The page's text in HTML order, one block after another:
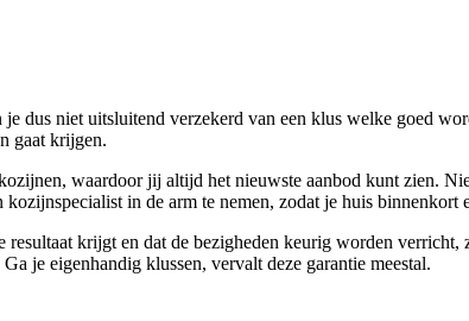
dus niet uitsluitend verzekerd van een klus welke goed
gaat krijgen.
waardoor jij altijd het nieuwste aanbod kunt zien.
in de arm te nemen, zodat je huis
krijgt en dat de bezigheden keurig worden verricht,
je eigenhandig klussen, vervalt deze garantie meestal.